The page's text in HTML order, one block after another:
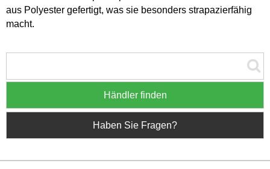
aus Polyester gefertigt, was sie besonders strapazierfähig
macht.
Händler finden
Haben Sie Fragen?